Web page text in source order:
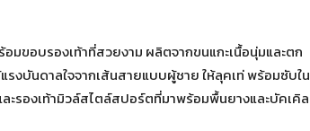
มขอบรองเท้าที่สวยงาม ผลิตจากขนแกะเนื้อนุ่มและตก
งบันดาลใจจากเส้นสายแบบผู้ชาย ให้ลุคเท่ พร้อมซับใน
ะรองเท้ามิวล์สไตล์สปอร์ตที่มาพร้อมพื้นยางและบัคเคิล